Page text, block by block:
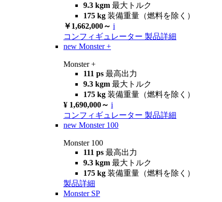
9.3 kgm 最大トルク
175 kg 装備重量（燃料を除く）
￥1,662,000～ i
コンフィギュレーター 製品詳細
new Monster +
Monster +
111 ps 最高出力
9.3 kgm 最大トルク
175 kg 装備重量（燃料を除く）
¥ 1,690,000～ i
コンフィギュレーター 製品詳細
new Monster 100
Monster 100
111 ps 最高出力
9.3 kgm 最大トルク
175 kg 装備重量（燃料を除く）
製品詳細
Monster SP